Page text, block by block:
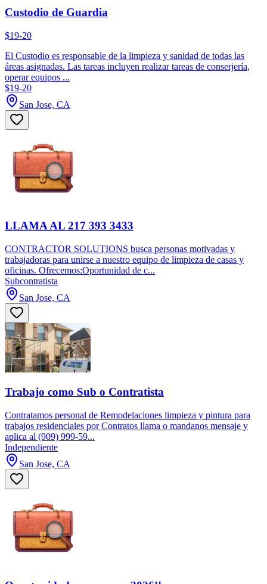
Custodio de Guardia
$19-20
El Custodio es responsable de la limpieza y sanidad de todas las
áreas asignadas. Las tareas incluyen realizar tareas de conserjería,
operar equipos ...
$19-20
San Jose, CA
LLAMA AL 217 393 3433
CONTRACTOR SOLUTIONS busca personas motivadas y
trabajadoras para unirse a nuestro equipo de limpieza de casas y
oficinas. Ofrecemos:Oportunidad de c...
Subcontratista
San Jose, CA
Trabajo como Sub o Contratista
Contratamos personal de Remodelaciones limpieza y pintura para
trabajos residenciales por Contratos llama o mandanos mensaje y
aplica al (909) 999-59...
Independiente
San Jose, CA